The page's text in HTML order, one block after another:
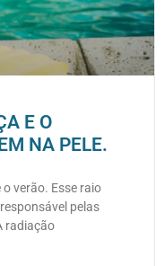
E O
NA PELE.
verão. Esse raio
pelas
radiação